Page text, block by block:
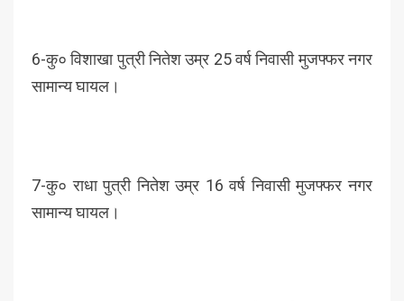
6-कु० विशाखा पुत्री नितेश उम्र 25 वर्ष निवासी मुजफ्फर नगर
सामान्य घायल।
7-कु० राधा पुत्री नितेश उम्र 16 वर्ष निवासी मुजफ्फर नगर
सामान्य घायल।